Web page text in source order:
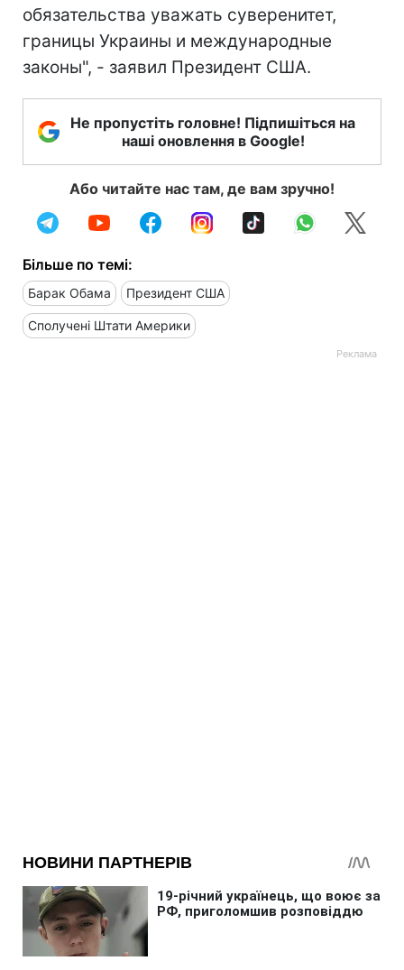
обязательства уважать суверенитет,
границы Украины и международные
законы", - заявил Президент США.
Не пропустіть головне! Підпишіться на
наші оновлення в Google!
Або читайте нас там, де вам зручно!
Більше по темі:
Барак Обама Президент США
Сполучені Штати Америки